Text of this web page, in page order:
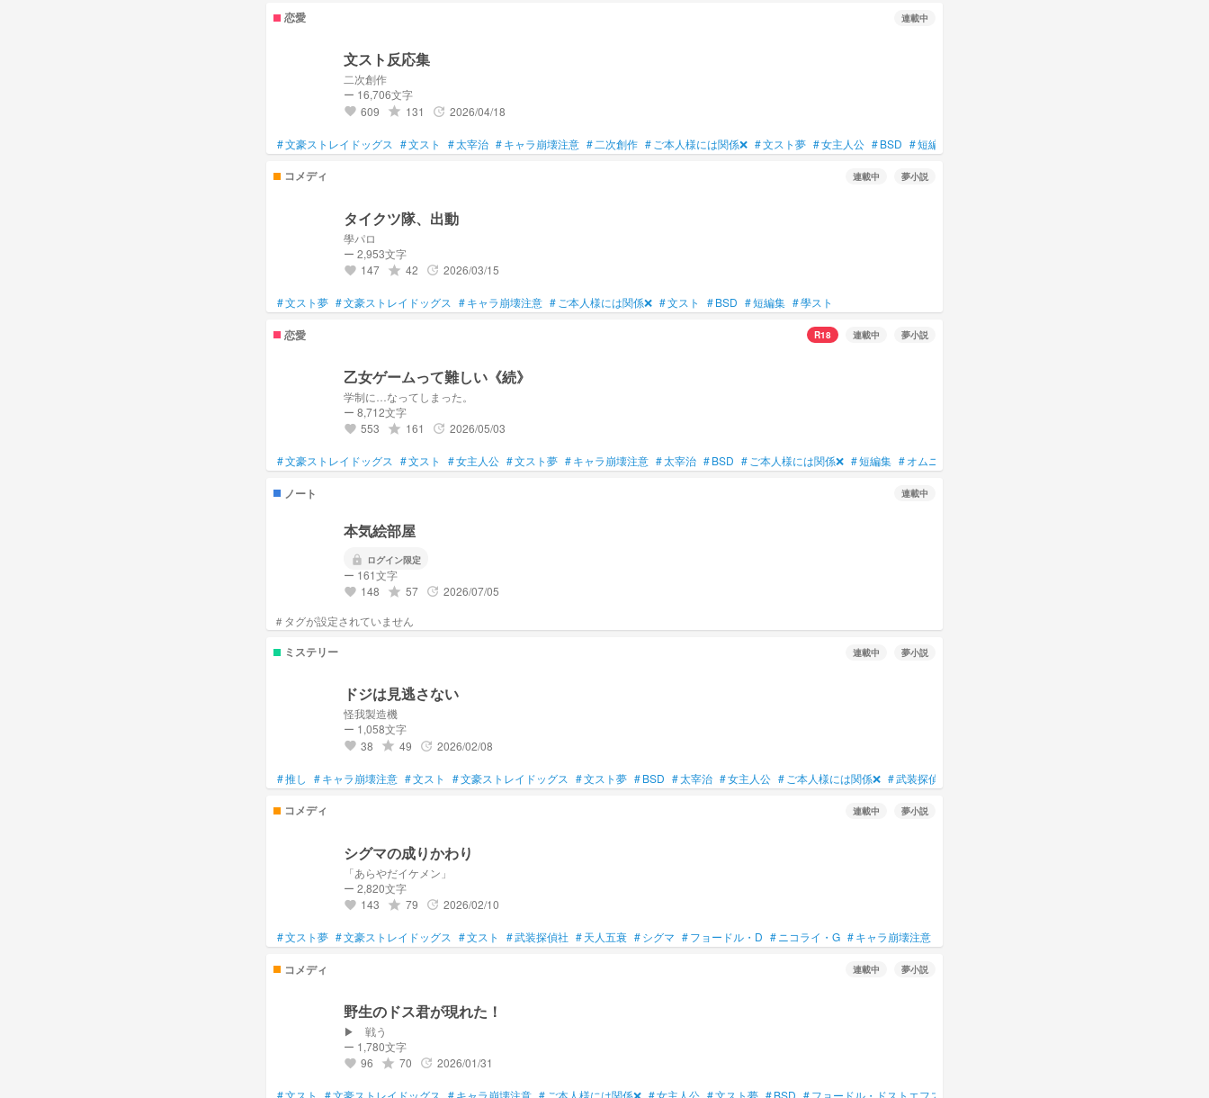
恋愛 連載中
文スト反応集
二次創作
ー 16,706文字
favorite 609 grade 131 update 2026/04/18
#文豪ストレイドッグス #文スト #太宰治 #キャラ崩壊注意 #二次創作 # ご本人様には関係❌ #文スト夢 #女主人公 #BSD #短編集
コメディ 連載中 夢小説
タイクツ隊、出動
學パロ
ー 2,953文字
favorite 147 grade 42 update 2026/03/15
#文スト夢 #文豪ストレイドッグス #キャラ崩壊注意 # ご本人様には関係❌ #文スト #BSD #短編集 #學スト
恋愛 R18 連載中 夢小説
乙女ゲームって難しい《続》
学制に…なってしまった。
ー 8,712文字
favorite 553 grade 161 update 2026/05/03
#文豪ストレイドッグス #文スト #女主人公 #文スト夢 #キャラ崩壊注意 #太宰治 #BSD # ご本人様には関係❌ #短編集 #オムニバス
ノート 連載中
本気絵部屋
lock ログイン限定
ー 161文字
favorite 148 grade 57 update 2026/07/05
ミステリー 連載中 夢小説
ドジは見逃さない
怪我製造機
ー 1,058文字
favorite 38 grade 49 update 2026/02/08
#推し #キャラ崩壊注意 #文スト #文豪ストレイドッグス #文スト夢 #BSD #太宰治 #女主人公 # ご本人様には関係❌ #武装探偵社
コメディ 連載中 夢小説
シグマの成りかわり
「あらやだイケメン」
ー 2,820文字
favorite 143 grade 79 update 2026/02/10
#文スト夢 #文豪ストレイドッグス #文スト #武装探偵社 #天人五衰 #シグマ #フョードル・D # ニコライ・G #キャラ崩壊注意
コメディ 連載中 夢小説
野生のドス君が現れた！
▶ 戦う
ー 1,780文字
favorite 96 grade 70 update 2026/01/31